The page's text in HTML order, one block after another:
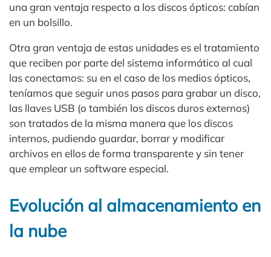
una gran ventaja respecto a los discos ópticos: cabían
en un bolsillo.
Otra gran ventaja de estas unidades es el tratamiento
que reciben por parte del sistema informático al cual
las conectamos: su en el caso de los medios ópticos,
teníamos que seguir unos pasos para grabar un disco,
las llaves USB (o también los discos duros externos)
son tratados de la misma manera que los discos
internos, pudiendo guardar, borrar y modificar
archivos en ellos de forma transparente y sin tener
que emplear un software especial.
Evolución al almacenamiento en
la nube